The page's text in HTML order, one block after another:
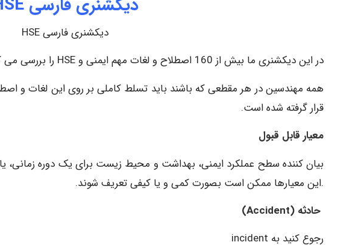
دیکشنری فارسی HSE
دیکشنری فارسی HSE
در این دیکشنری ما بیش از 160 اصطلاح و لغات مهم ایمنی و HSE را بررسی می کنیم و در هر مورد توضیحات لازم را ارایه دادیم.
همه مهندسین در هر مقطعی که باشند باید تسلط کاملی بر روی این لغات و
قرار گرفته شده است.
معیار قابل قبول
بیان کننده سطح عملکرد ایمنی، بهداشت و محیط زیست برای یک دوره زمانی، یا
.این معیارها ممکن است بصورت کمی و یا کیفی تعریف شوند.
حادثه (Accident)
رجوع کنید به incident